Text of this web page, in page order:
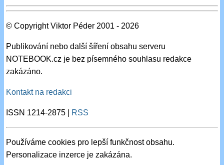
© Copyright Viktor Péder 2001 - 2026
Publikování nebo další šíření obsahu serveru
NOTEBOOK.cz je bez písemného souhlasu redakce
zakázáno.
Kontakt na redakci
ISSN 1214-2875 | RSS
Používáme cookies pro lepší funkčnost obsahu.
Personalizace inzerce je zakázána.